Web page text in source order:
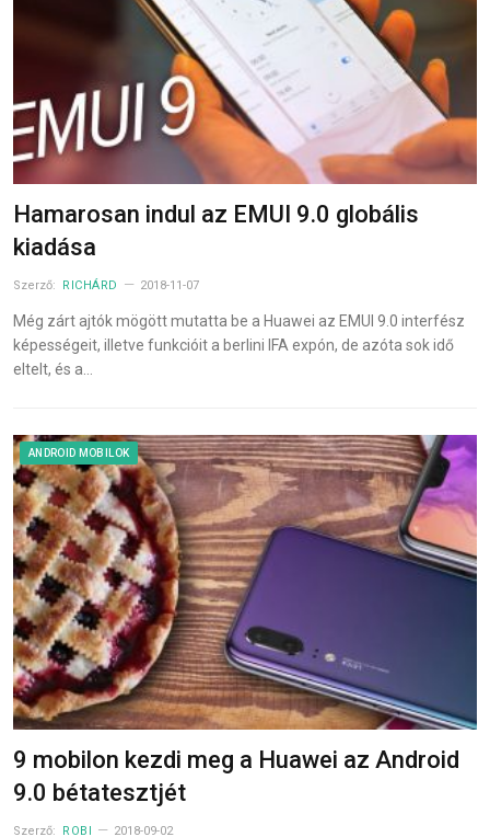
Hamarosan indul az EMUI 9.0 globális
kiadása
Szerző: RICHÁRD 2018-11-07
Még zárt ajtók mögött mutatta be a Huawei az EMUI 9.0 interfész
képességeit, illetve funkcióit a berlini IFA expón, de azóta sok idő
eltelt, és a…
ANDROID MOBILOK
9 mobilon kezdi meg a Huawei az Android
9.0 bétatesztjét
Szerző: ROBI 2018-09-02